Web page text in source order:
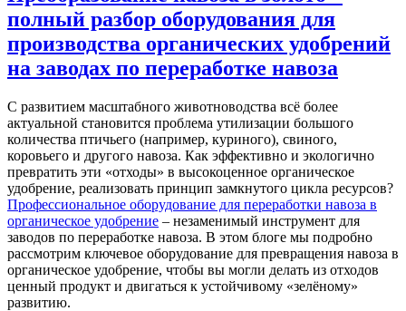
полный разбор оборудования для
производства органических удобрений
на заводах по переработке навоза
С развитием масштабного животноводства всё более
актуальной становится проблема утилизации большого
количества птичьего (например, куриного), свиного,
коровьего и другого навоза. Как эффективно и экологично
превратить эти «отходы» в высокоценное органическое
удобрение, реализовать принцип замкнутого цикла ресурсов?
Профессиональное оборудование для переработки навоза в
органическое удобрение – незаменимый инструмент для
заводов по переработке навоза. В этом блоге мы подробно
рассмотрим ключевое оборудование для превращения навоза в
органическое удобрение, чтобы вы могли делать из отходов
ценный продукт и двигаться к устойчивому «зелёному»
развитию.